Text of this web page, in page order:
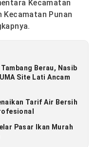
Kecamatan
Kecamatan Punan
Berau, Nasib
Site Lati Ancam
Tarif Air Bersih
Pasar Ikan Murah